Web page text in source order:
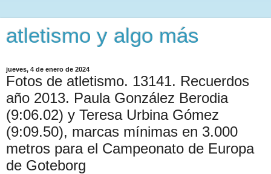
atletismo y algo más
jueves, 4 de enero de 2024
Fotos de atletismo. 13141. Recuerdos
año 2013. Paula González Berodia
(9:06.02) y Teresa Urbina Gómez
(9:09.50), marcas mínimas en 3.000
metros para el Campeonato de Europa
de Goteborg